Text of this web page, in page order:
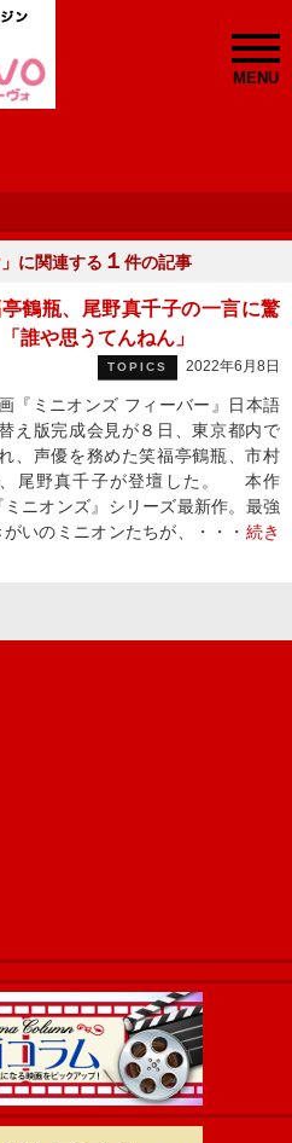
MENU
」に関連する １ 件の記事
鶴瓶、尾野真千子の一言に驚
誰や思うてんねん」
TOPICS 2022年6月8日
『ミニオンズ フィーバー』日本語
え版完成会見が８日、東京都内で
、声優を務めた笑福亭鶴瓶、市村
尾野真千子が登壇した。 本作
ニオンズ』シリーズ最新作。最強
いのミニオンたちが、・・・ 続き